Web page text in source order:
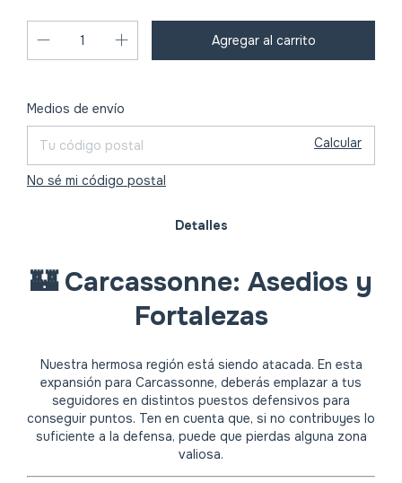
Entregas para el CP:
Medios de envío
Calcular
No sé mi código postal
Detalles
🏰 Carcassonne: Asedios y
Fortalezas
Nuestra hermosa región está siendo atacada. En esta
expansión para Carcassonne, deberás emplazar a tus
seguidores en distintos puestos defensivos para
conseguir puntos. Ten en cuenta que, si no contribuyes lo
suficiente a la defensa, puede que pierdas alguna zona
valiosa.